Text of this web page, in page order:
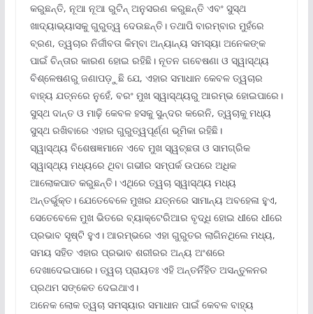
କରୁଛନ୍ତି, ନୂଆ ନୂଆ ରୁଟିନ୍ ଅନୁସରଣ କରୁଛନ୍ତି ଏବଂ ସୁସ୍ଥ
ଖାଦ୍ୟାଭ୍ୟାସକୁ ଗୁରୁତ୍ୱ ଦେଉଛନ୍ତି। ତଥାପି ବାରମ୍ବାର ମୁହଁରେ
ବ୍ରଣ, ତ୍ୱଚାର ନିର୍ଜୀବତା କିମ୍ବା ଅନ୍ୟାନ୍ୟ ସମସ୍ୟା ଅନେକଙ୍କ
ପାଇଁ ଚିନ୍ତାର କାରଣ ହୋଇ ରହିଛି। ନୂତନ ଗବେଷଣା ଓ ସ୍ୱାସ୍ଥ୍ୟ
ବିଶ୍ଳେଷଣରୁ ଜଣାପଡ଼ୁଛି ଯେ, ଏହାର ସମାଧାନ କେବଳ ତ୍ୱଚାର
ବାହ୍ୟ ଯତ୍ନରେ ନୁହେଁ, ବରଂ ମୁଖ ସ୍ୱାସ୍ଥ୍ୟରୁ ଆରମ୍ଭ ହୋଇପାରେ।
ସୁସ୍ଥ ଦାନ୍ତ ଓ ମାଢ଼ି କେବଳ ହସକୁ ସୁନ୍ଦର କରେନି, ତ୍ୱଚାକୁ ମଧ୍ୟ
ସୁସ୍ଥ ରଖିବାରେ ଏହାର ଗୁରୁତ୍ୱପୂର୍ଣ୍ଣ ଭୂମିକା ରହିଛି।
ସ୍ୱାସ୍ଥ୍ୟ ବିଶେଷଜ୍ଞମାନେ ଏବେ ମୁଖ ସ୍ୱଚ୍ଛତା ଓ ସାମଗ୍ରିକ
ସ୍ୱାସ୍ଥ୍ୟ ମଧ୍ୟରେ ଥିବା ଗଭୀର ସମ୍ପର୍କ ଉପରେ ଅଧିକ
ଆଲୋକପାତ କରୁଛନ୍ତି। ଏଥିରେ ତ୍ୱଚା ସ୍ୱାସ୍ଥ୍ୟ ମଧ୍ୟ
ଅନ୍ତର୍ଭୁକ୍ତ। ଯେତେବେଳେ ମୁଖର ଯତ୍ନରେ ସାମାନ୍ୟ ଅବହେଳା ହୁଏ,
ସେତେବେଳେ ମୁଖ ଭିତରେ ବ୍ୟାକ୍ଟେରିଆର ବୃଦ୍ଧି ହୋଇ ଧୀରେ ଧୀରେ
ପ୍ରଭାବ ସୃଷ୍ଟି ହୁଏ। ଆରମ୍ଭରେ ଏହା ଗୁରୁତର ଲାଗିନଥିଲେ ମଧ୍ୟ,
ସମୟ ସହିତ ଏହାର ପ୍ରଭାବ ଶରୀରର ଅନ୍ୟ ଅଂଶରେ
ଦେଖାଦେଇପାରେ। ତ୍ୱଚା ପ୍ରାୟତଃ ଏହି ଅନ୍ତର୍ନିହିତ ଅସନ୍ତୁଳନର
ପ୍ରଥମ ସଙ୍କେତ ଦେଇଥାଏ।
ଅନେକ ଲୋକ ତ୍ୱଚା ସମସ୍ୟାର ସମାଧାନ ପାଇଁ କେବଳ ବାହ୍ୟ